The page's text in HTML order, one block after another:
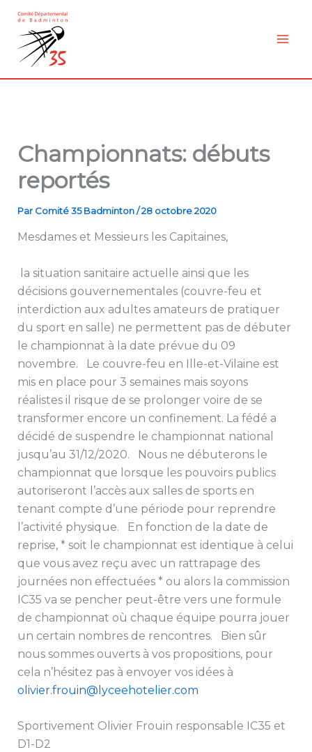
contenu
Championnats: débuts
reportés
Par Comité 35 Badminton/28 octobre 2020
Mesdames et Messieurs les Capitaines,
la situation sanitaire actuelle ainsi que les
décisions gouvernementales (couvre-feu et
interdiction aux adultes amateurs de pratiquer
du sport en salle) ne permettent pas de débuter
le championnat à la date prévue du 09
novembre. Le couvre-feu en Ille-et-Vilaine est
mis en place pour 3 semaines mais soyons
réalistes il risque de se prolonger voire de se
transformer encore un confinement. La fédé a
décidé de suspendre le championnat national
jusqu’au 31/12/2020. Nous ne débuterons le
championnat que lorsque les pouvoirs publics
autoriseront l’accès aux salles de sports en
tenant compte d’une période pour reprendre
l’activité physique. En fonction de la date de
reprise, * soit le championnat est identique à celui
que vous avez reçu avec un rattrapage des
journées non effectuées * ou alors la commission
IC35 va se pencher peut-être vers une formule
de championnat où chaque équipe pourra jouer
un certain nombres de rencontres. Bien sûr
nous sommes ouverts à vos propositions, pour
cela n’hésitez pas à envoyer vos idées à
olivier.frouin@lyceehotelier.com
Sportivement Olivier Frouin responsable IC35 et
D1-D2